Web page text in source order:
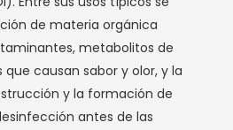
de materia orgánica
metabolitos de
causan sabor y olor, y la
y la formación de
antes de las